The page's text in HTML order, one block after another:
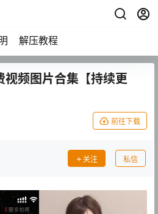
解压教程
频图片合集【持续更
前往下载
关注 私信